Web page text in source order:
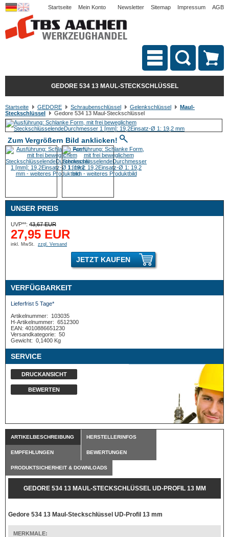
Startseite Mein Konto Newsletter Sitemap Impressum AGB
GEDORE 534 13 MAUL-STECKSCHLÜSSEL
Startseite GEDORE Schraubenschlüssel Gelenkschlüssel
Maul-
Steckschlüssel
Gedore 534 13 Maul-Steckschlüssel
Zum Vergrößern Bild anklicken!
UNSER PREIS
UVP**: 43,67 EUR
27,95 EUR
inkl. MwSt. zzgl. Versand
JETZT KAUFEN
VERFÜGBARKEIT
Lieferfrist 5 Tage*
Artikelnummer:
103035
H-Artikelnummer: 6512300
EAN: 4010886651230
Versandkategorie: 50
Gewicht: 0,1400 Kg
SERVICE
DRUCKANSICHT
BEWERTEN
ARTIKELBESCHREIBUNG HERSTELLERINFOS
EMPFEHLUNGEN BEWERTUNGEN
PRODUKTSICHERHEIT & DOWNLOADS
GEDORE 534 13 MAUL-STECKSCHLÜSSEL UD-PROFIL 13 MM
Gedore 534 13 Maul-Steckschlüssel UD-Profil 13 mm
MERKMALE: